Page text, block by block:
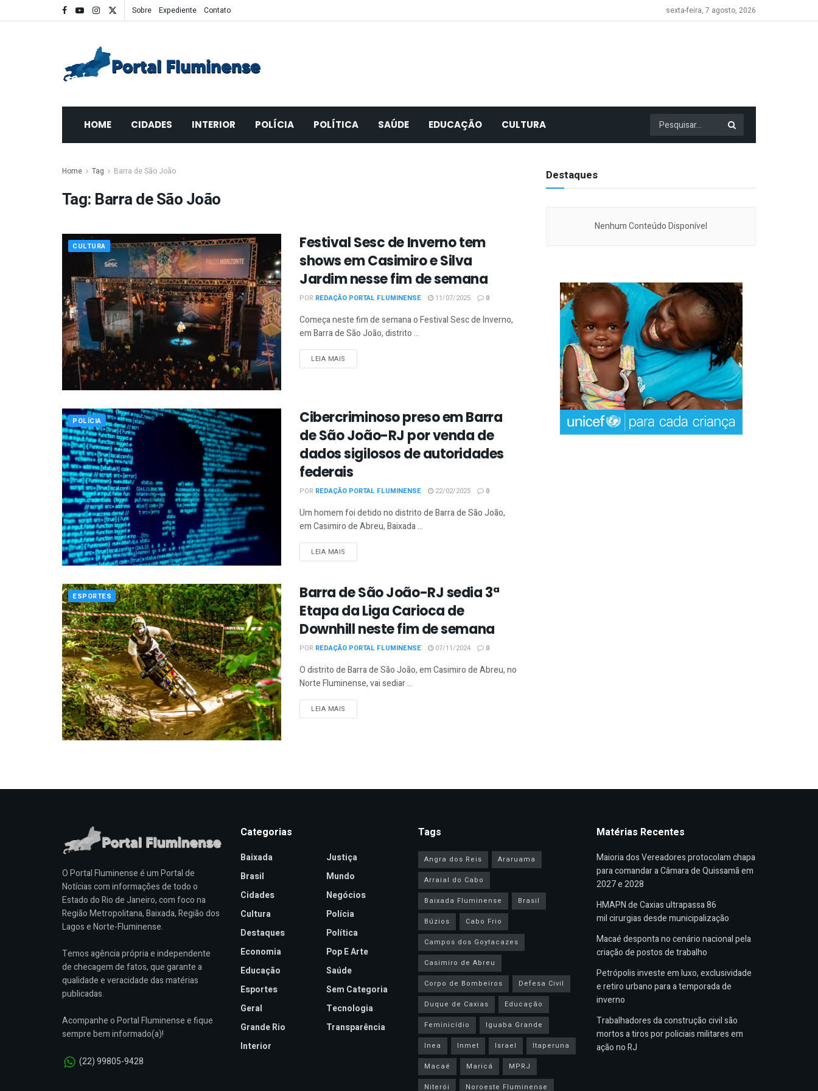
Sobre Expediente Contato sexta-feira, 7 agosto, 2026
HOME CIDADES INTERIOR POLÍCIA POLÍTICA SAÚDE EDUCAÇÃO CULTURA
Home Tag Barra de São João
Tag: Barra de São João
CULTURA
Festival Sesc de Inverno tem
shows em Casimiro e Silva
Jardim nesse fim de semana
POR REDAÇÃO PORTAL FLUMINENSE 11/07/2025 0
Começa neste fim de semana o Festival Sesc de Inverno,
em Barra de São João, distrito ...
LEIA MAIS
POLÍCIA
Cibercriminoso preso em Barra
de São João-RJ por venda de
dados sigilosos de autoridades
federais
POR REDAÇÃO PORTAL FLUMINENSE 22/02/2025 0
Um homem foi detido no distrito de Barra de São João,
em Casimiro de Abreu, Baixada ...
LEIA MAIS
ESPORTES
Barra de São João-RJ sedia 3ª
Etapa da Liga Carioca de
Downhill neste fim de semana
POR REDAÇÃO PORTAL FLUMINENSE 07/11/2024 0
O distrito de Barra de São João, em Casimiro de Abreu, no
Norte Fluminense, vai sediar ...
LEIA MAIS
Destaques
Nenhum Conteúdo Disponível
O Portal Fluminense é um Portal de
Notícias com informações de todo o
Estado do Rio de Janeiro, com foco na
Região Metropolitana, Baixada, Região dos
Lagos e Norte-Fluminense.
Temos agência própria e independente
de checagem de fatos, que garante a
qualidade e veracidade das matérias
publicadas.
Acompanhe o Portal Fluminense e fique
sempre bem informado(a)!
(22) 99805-9428
Categorias
Baixada
Brasil
Cidades
Cultura
Destaques
Economia
Educação
Esportes
Geral
Grande Rio
Interior
Justiça
Mundo
Negócios
Polícia
Política
Pop E Arte
Saúde
Sem Categoria
Tecnologia
Transparência
Tags
Angra dos Reis
Araruama
Arraial do Cabo
Baixada Fluminense
Brasil
Búzios
Cabo Frio
Campos dos Goytacazes
Casimiro de Abreu
Corpo de Bombeiros
Defesa Civil
Duque de Caxias
Educação
Feminicídio
Iguaba Grande
Inea
Inmet Israel
Itaperuna
Macaé
Maricá
MPRJ
Niterói
Noroeste Fluminense
Matérias Recentes
Maioria dos Vereadores protocolam chapa
para comandar a Câmara de Quissamã em
2027 e 2028
HMAPN de Caxias ultrapassa 86
mil cirurgias desde municipalização
Macaé desponta no cenário nacional pela
criação de postos de trabalho
Petrópolis investe em luxo, exclusividade
e retiro urbano para a temporada de
inverno
Trabalhadores da construção civil são
mortos a tiros por policiais militares em
ação no RJ